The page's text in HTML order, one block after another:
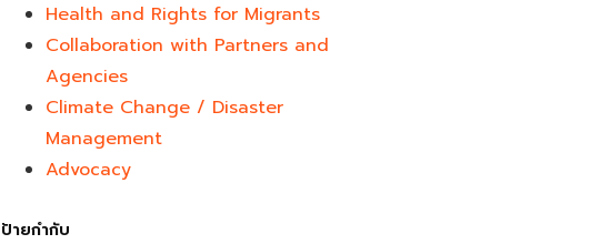
Health and Rights for Migrants
Collaboration with Partners and
Agencies
Climate Change / Disaster
Management
Advocacy
ป้ายกำกับ